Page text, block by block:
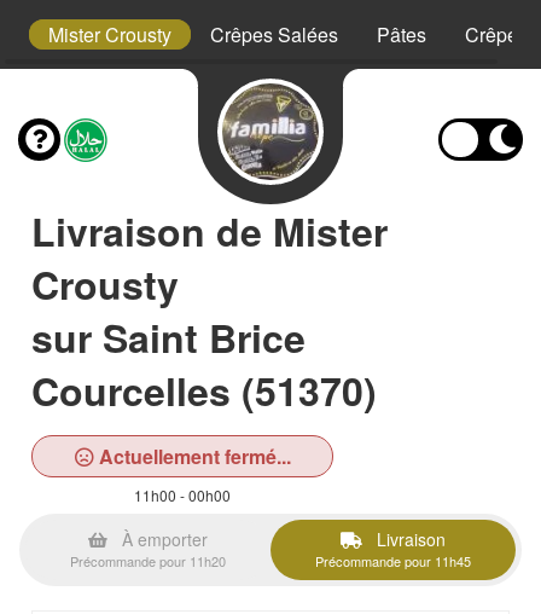
Mister Crousty Crêpes Salées Pâtes Crêpes
Livraison de Mister
Crousty
sur Saint Brice
Courcelles (51370)
Actuellement fermé...
11h00 - 00h00
À emporter
Précommande pour 11h20
Livraison
Précommande pour 11h45